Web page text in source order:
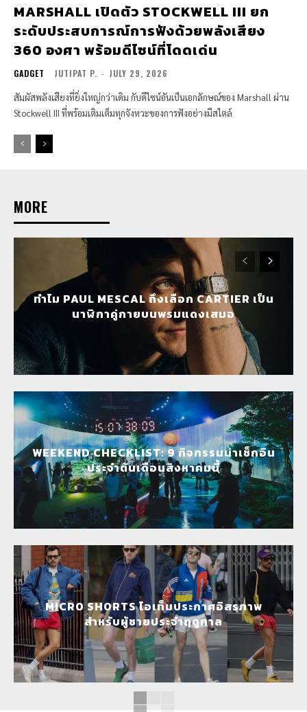
MARSHALL เปิดตัว STOCKWELL III ยก
ระดับประสบการณ์การฟังด้วยพลังเสียง
360 องศา พร้อมดีไซน์ที่โดดเด่น
GADGET JUTIPAT P. - JULY 29, 2026
สัมผัสพลังเสียงที่ยิ่งใหญ่กว่าเดิม กับดีไซน์อันเป็นเอกลักษณ์ของ Marshall ผ่าน
Stockwell III ที่พร้อมเติมเต็มทุกจังหวะของการฟังอย่างมีสไตล์
MORE
ทำไม PAUL MESCAL ถึงเลือก CARTIER เป็น
นาฬิกาคู่กายบนพรมแดงเสมอ
WEEKEND CHECKLIST: 9 กิจกรรมน่าเช็กอิน
ประจำต้นเดือนสิงหาคมนี้
MICRO SHORTS ไอเท็มประกาศอิสรภาพ
สำหรับผู้ชายประจำฤดูกาล